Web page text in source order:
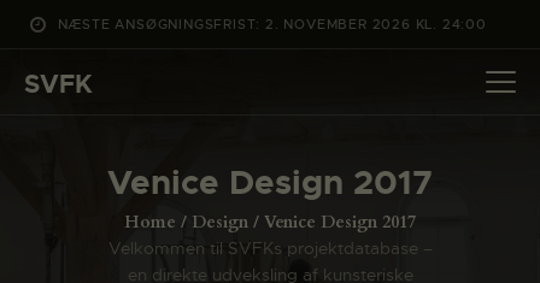
NÆSTE ANSØGNINGSFRIST: 2. NOVEMBER 2026 KL. 24:00
SVFK
Venice Design 2017
Home Design Venice Design 2017
Velkommen til SVFKs projektdatabase –
en direkte udveksling af kunsteriske
DET SKER
CHANNEL